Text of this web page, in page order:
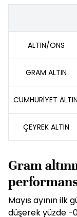
ALTIN/ONS
GRAM ALTIN
CUMHURİYET
ÇEYREK ALTIN
Gram
Mayıs ayının
düşerek yüzde -